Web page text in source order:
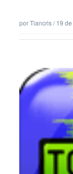
porTiancris/19